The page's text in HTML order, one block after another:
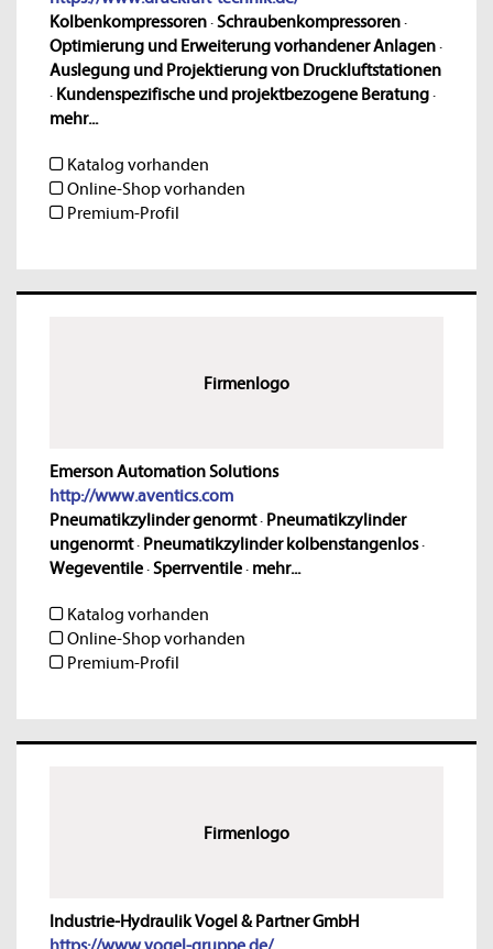
Kolbenkompressoren·Schraubenkompressoren·
Optimierung und Erweiterung vorhandener Anlagen·
Auslegung und Projektierung von Druckluftstationen
· Kundenspezifische und projektbezogene Beratung·
mehr...
Katalog vorhanden
Online-Shop vorhanden
Premium-Profil
Firmenlogo
Emerson Automation Solutions
http://www.aventics.com
Pneumatikzylinder genormt· Pneumatikzylinder
ungenormt· Pneumatikzylinder kolbenstangenlos·
Wegeventile·Sperrventile· mehr...
Katalog vorhanden
Online-Shop vorhanden
Premium-Profil
Firmenlogo
Industrie-Hydraulik Vogel & Partner GmbH